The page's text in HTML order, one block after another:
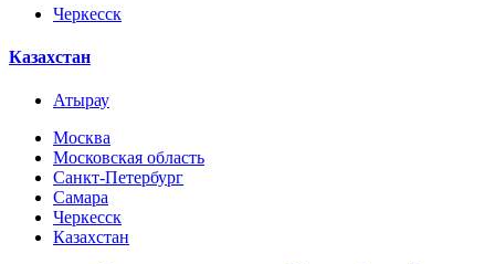
Черкесск
Казахстан
Атырау
Москва
Московская область
Санкт-Петербург
Самара
Черкесск
Казахстан